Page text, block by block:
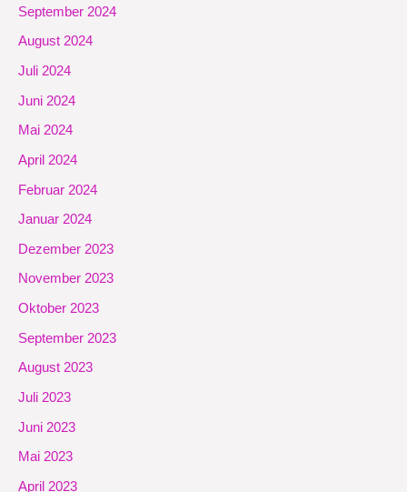
September 2024
August 2024
Juli 2024
Juni 2024
Mai 2024
April 2024
Februar 2024
Januar 2024
Dezember 2023
November 2023
Oktober 2023
September 2023
August 2023
Juli 2023
Juni 2023
Mai 2023
April 2023